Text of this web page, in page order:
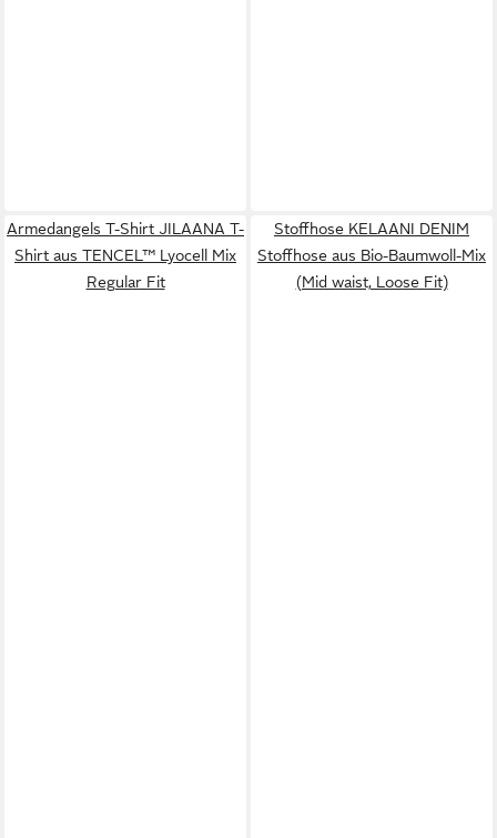
Armedangels T-Shirt JILAANA T-
Shirt aus TENCEL™ Lyocell Mix
Regular Fit
Stoffhose KELAANI DENIM
Stoffhose aus Bio-Baumwoll-Mix
(Mid waist, Loose Fit)